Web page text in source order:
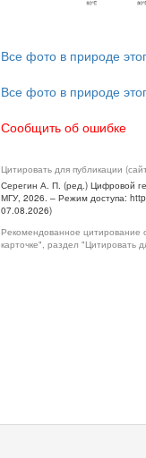
Все фото в природе
Все фото в природе
Сообщить об ошибке
Цитировать для публикации
Серегин А. П. (ред.) Цифровой
МГУ, 2026. – Режим доступа:
07.08.2026)
Рекомендованное цитирование
карточке", раздел "Цитировать